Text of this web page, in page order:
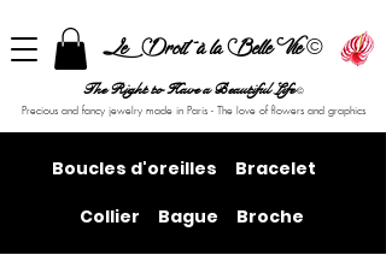
Le Droit à la Belle Vie©
The Right to Have a Beautiful Life©
Precious and fancy jewelry made in Paris - The love of flowers and graphics
Boucles d'oreilles
Bracelet
Collier
Bague Broche